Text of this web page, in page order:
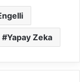
Yapay Zeka